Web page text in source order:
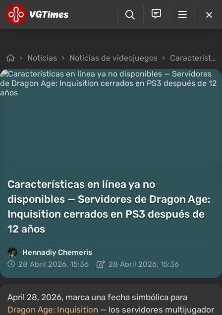
Noticias Noticias de videojuegos Características en línea ya no disponibles — Servidores de Dragon Age: Inquisition cerrados en PS3 después de 12 años
Características en línea ya no
disponibles — Servidores de Dragon Age:
Inquisition cerrados en PS3 después de
12 años
Hennadiy Chemеris
28 Abril 2026, 15:36
28 Abril 2026, 15:36
April 28, 2026, marca una fecha simbólica para
Dragon Age: Inquisition — los servidores multijugador